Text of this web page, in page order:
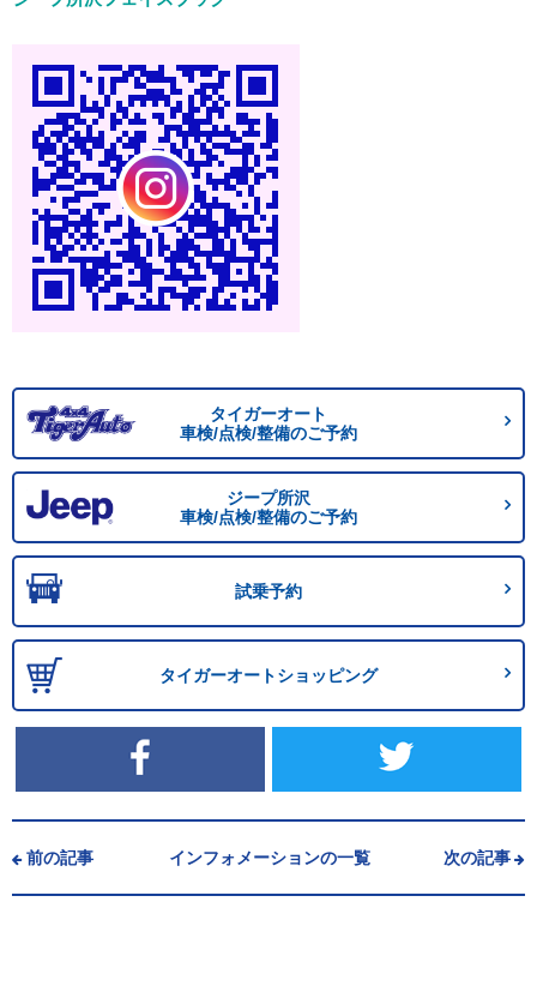
タイガーオート
車検/点検/整備のご予約
ジープ所沢
車検/点検/整備のご予約
試乗予約
タイガーオートショッピング
前の記事 インフォメーションの一覧 次の記事